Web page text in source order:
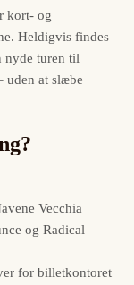
kort- og
Heldigvis findes
nyde turen til
uden at slæbe
Vecchia
og Radical
for billetkontoret